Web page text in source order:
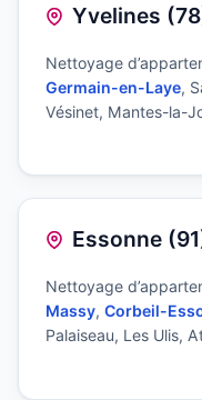
Yvelines
Nettoyage
Germain-en-Laye,
Vésinet, Mantes-la-
Essonne
Nettoyage
Massy, Corbeil-
Palaiseau, Les Ulis,